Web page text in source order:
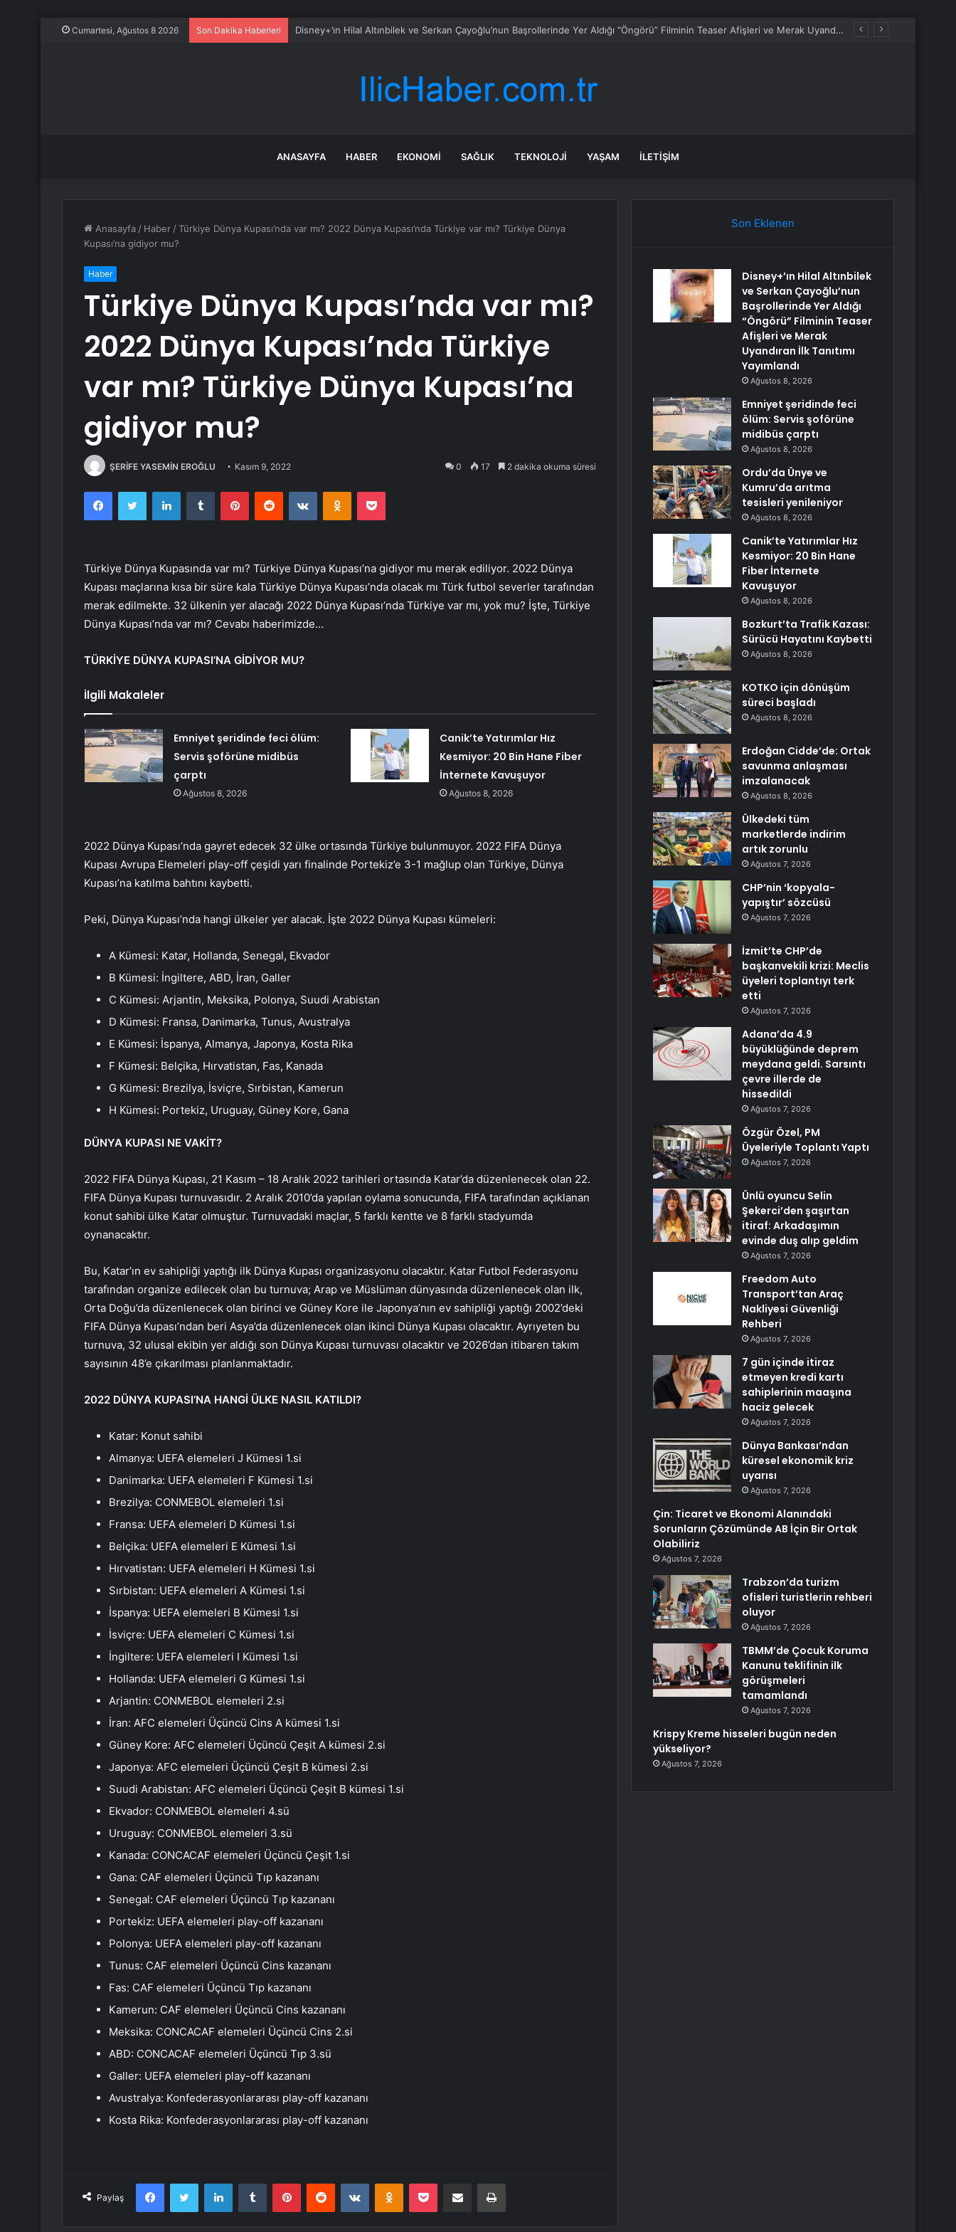
Cumartesi, Ağustos 8 2026 Son Dakika Haberleri Disney+’ın Hilal Altınbilek ve Serkan Çayoğlu’nun Başrollerinde Yer Aldığı “Öngörü” Filminin Teaser Afişleri ve Merak Uyandıran İlk Tanıtımı Yayımlandı
ANASAYFA HABER EKONOMI SAĞLIK TEKNOLOJI YAŞAM İLETIŞIM
Anasayfa / Haber /Türkiye Dünya Kupası’nda var mı? 2022 Dünya Kupası’nda Türkiye var mı? Türkiye Dünya
Kupası’na gidiyor mu?
Haber
Türkiye Dünya Kupası’nda var mı?
2022 Dünya Kupası’nda Türkiye
var mı? Türkiye Dünya Kupası’na
gidiyor mu?
ŞERİFE YASEMİN EROĞLU Kasım 9, 2022 0 17 2 dakika okuma süresi
FacebookTwitter LinkedInTumblr PinterestReddit VKontakteOdnoklassniki
Pocket
Türkiye Dünya Kupasında var mı? Türkiye Dünya Kupası’na gidiyor mu merak ediliyor. 2022 Dünya
Kupası maçlarına kısa bir süre kala Türkiye Dünya Kupası’nda olacak mı Türk futbol severler tarafından
merak edilmekte. 32 ülkenin yer alacağı 2022 Dünya Kupası’nda Türkiye var mı, yok mu? İşte, Türkiye
Dünya Kupası’nda var mı? Cevabı haberimizde…
TÜRKİYE DÜNYA KUPASI’NA GİDİYOR MU?
İlgili Makaleler
Emniyet şeridinde feci ölüm:
Servis şoförüne midibüs
çarptı
Ağustos 8, 2026
Canik’te Yatırımlar Hız
Kesmiyor: 20 Bin Hane Fiber
İnternete Kavuşuyor
Ağustos 8, 2026
2022 Dünya Kupası’nda gayret edecek 32 ülke ortasında Türkiye bulunmuyor. 2022 FIFA Dünya
Kupası Avrupa Elemeleri play-off çeşidi yarı finalinde Portekiz’e 3-1 mağlup olan Türkiye, Dünya
Kupası’na katılma bahtını kaybetti.
Peki, Dünya Kupası’nda hangi ülkeler yer alacak. İşte 2022 Dünya Kupası kümeleri:
A Kümesi: Katar, Hollanda, Senegal, Ekvador
B Kümesi: İngiltere, ABD, İran, Galler
C Kümesi: Arjantin, Meksika, Polonya, Suudi Arabistan
D Kümesi: Fransa, Danimarka, Tunus, Avustralya
E Kümesi: İspanya, Almanya, Japonya, Kosta Rika
F Kümesi: Belçika, Hırvatistan, Fas, Kanada
G Kümesi: Brezilya, İsviçre, Sırbistan, Kamerun
H Kümesi: Portekiz, Uruguay, Güney Kore, Gana
DÜNYA KUPASI NE VAKİT?
2022 FIFA Dünya Kupası, 21 Kasım – 18 Aralık 2022 tarihleri ortasında Katar’da düzenlenecek olan 22.
FIFA Dünya Kupası turnuvasıdır. 2 Aralık 2010’da yapılan oylama sonucunda, FIFA tarafından açıklanan
konut sahibi ülke Katar olmuştur. Turnuvadaki maçlar, 5 farklı kentte ve 8 farklı stadyumda
oynanacaktır.
Bu, Katar’ın ev sahipliği yaptığı ilk Dünya Kupası organizasyonu olacaktır. Katar Futbol Federasyonu
tarafından organize edilecek olan bu turnuva; Arap ve Müslüman dünyasında düzenlenecek olan ilk,
Orta Doğu’da düzenlenecek olan birinci ve Güney Kore ile Japonya’nın ev sahipliği yaptığı 2002’deki
FIFA Dünya Kupası’ndan beri Asya’da düzenlenecek olan ikinci Dünya Kupası olacaktır. Ayrıyeten bu
turnuva, 32 ulusal ekibin yer aldığı son Dünya Kupası turnuvası olacaktır ve 2026’dan itibaren takım
sayısının 48’e çıkarılması planlanmaktadır.
2022 DÜNYA KUPASI’NA HANGİ ÜLKE NASIL KATILDI?
Katar: Konut sahibi
Almanya: UEFA elemeleri J Kümesi 1.si
Danimarka: UEFA elemeleri F Kümesi 1.si
Brezilya: CONMEBOL elemeleri 1.si
Fransa: UEFA elemeleri D Kümesi 1.si
Belçika: UEFA elemeleri E Kümesi 1.si
Hırvatistan: UEFA elemeleri H Kümesi 1.si
Sırbistan: UEFA elemeleri A Kümesi 1.si
İspanya: UEFA elemeleri B Kümesi 1.si
İsviçre: UEFA elemeleri C Kümesi 1.si
İngiltere: UEFA elemeleri I Kümesi 1.si
Hollanda: UEFA elemeleri G Kümesi 1.si
Arjantin: CONMEBOL elemeleri 2.si
İran: AFC elemeleri Üçüncü Cins A kümesi 1.si
Güney Kore: AFC elemeleri Üçüncü Çeşit A kümesi 2.si
Japonya: AFC elemeleri Üçüncü Çeşit B kümesi 2.si
Suudi Arabistan: AFC elemeleri Üçüncü Çeşit B kümesi 1.si
Ekvador: CONMEBOL elemeleri 4.sü
Uruguay: CONMEBOL elemeleri 3.sü
Kanada: CONCACAF elemeleri Üçüncü Çeşit 1.si
Gana: CAF elemeleri Üçüncü Tıp kazananı
Senegal: CAF elemeleri Üçüncü Tıp kazananı
Portekiz: UEFA elemeleri play-off kazananı
Polonya: UEFA elemeleri play-off kazananı
Tunus: CAF elemeleri Üçüncü Cins kazananı
Fas: CAF elemeleri Üçüncü Tıp kazananı
Kamerun: CAF elemeleri Üçüncü Cins kazananı
Meksika: CONCACAF elemeleri Üçüncü Cins 2.si
ABD: CONCACAF elemeleri Üçüncü Tıp 3.sü
Galler: UEFA elemeleri play-off kazananı
Avustralya: Konfederasyonlararası play-off kazananı
Kosta Rika: Konfederasyonlararası play-off kazananı
Paylaş
FacebookTwitter LinkedInTumblr PinterestReddit VKontakteOdnoklassniki
Pocket E-Posta ile paylaş Yazdır
Son Eklenen
Disney+’ın Hilal Altınbilek
ve Serkan Çayoğlu’nun
Başrollerinde Yer Aldığı
“Öngörü” Filminin Teaser
Afişleri ve Merak
Uyandıran İlk Tanıtımı
Yayımlandı
Ağustos 8, 2026
Emniyet şeridinde feci
ölüm: Servis şoförüne
midibüs çarptı
Ağustos 8, 2026
Ordu’da Ünye ve
Kumru’da arıtma
tesisleri yenileniyor
Ağustos 8, 2026
Canik’te Yatırımlar Hız
Kesmiyor: 20 Bin Hane
Fiber İnternete
Kavuşuyor
Ağustos 8, 2026
Bozkurt’ta Trafik Kazası:
Sürücü Hayatını Kaybetti
Ağustos 8, 2026
KOTKO için dönüşüm
süreci başladı
Ağustos 8, 2026
Erdoğan Cidde’de: Ortak
savunma anlaşması
imzalanacak
Ağustos 8, 2026
Ülkedeki tüm
marketlerde indirim
artık zorunlu
Ağustos 7, 2026
CHP’nin ‘kopyala-
yapıştır’ sözcüsü
Ağustos 7, 2026
İzmit’te CHP’de
başkanvekili krizi: Meclis
üyeleri toplantıyı terk
etti
Ağustos 7, 2026
Adana’da 4.9
büyüklüğünde deprem
meydana geldi. Sarsıntı
çevre illerde de
hissedildi
Ağustos 7, 2026
Özgür Özel, PM
Üyeleriyle Toplantı Yaptı
Ağustos 7, 2026
Ünlü oyuncu Selin
Şekerci’den şaşırtan
itiraf: Arkadaşımın
evinde duş alıp geldim
Ağustos 7, 2026
Freedom Auto
Transport’tan Araç
Nakliyesi Güvenliği
Rehberi
Ağustos 7, 2026
7 gün içinde itiraz
etmeyen kredi kartı
sahiplerinin maaşına
haciz gelecek
Ağustos 7, 2026
Dünya Bankası’ndan
küresel ekonomik kriz
uyarısı
Ağustos 7, 2026
Çin: Ticaret ve Ekonomi Alanındaki
Sorunların Çözümünde AB İçin Bir Ortak
Olabiliriz
Ağustos 7, 2026
Trabzon’da turizm
ofisleri turistlerin rehberi
oluyor
Ağustos 7, 2026
TBMM’de Çocuk Koruma
Kanunu teklifinin ilk
görüşmeleri
tamamlandı
Ağustos 7, 2026
Krispy Kreme hisseleri bugün neden
yükseliyor?
Ağustos 7, 2026